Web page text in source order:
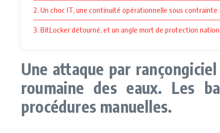
2. Un choc IT, une continuité opérationnelle sous contrainte
3. BitLocker détourné, et un angle mort de protection
Une attaque par
roumaine des eaux. Les
procédures manuelles.